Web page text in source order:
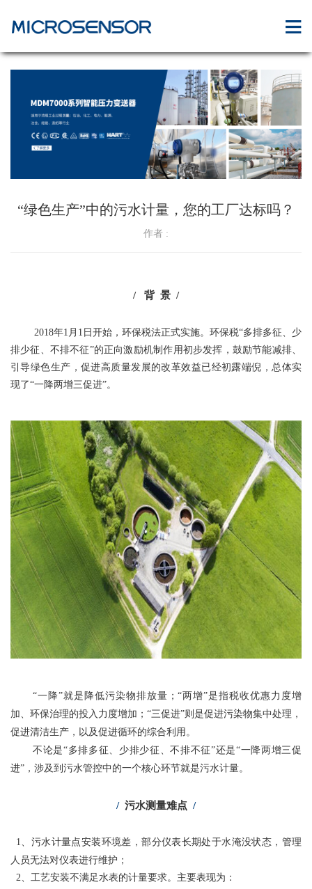
“绿色生产”中的污水计量，您的工厂达标吗？
作者 :
/ 背 景 /
2018年1月1日开始，环保税法正式实施。环保税“多排多征、少
排少征、不排不征”的正向激励机制作用初步发挥，鼓励节能减排、
引导绿色生产，促进高质量发展的改革效益已经初露端倪，总体实
现了“一降两增三促进”。
“一降”就是降低污染物排放量；“两增”是指税收优惠力度增
加、环保治理的投入力度增加 ；“三促进”则是促进污染物集中处理，
促进清洁生产，以及促进循环的综合利用。
不论是“多排多征、少排少征、不排不征”还是“一降两增三促
进”，涉及到污水管控中的一个核心环节就是污水计量。
/ 污水测量难点 /
1、污水计量点安装环境差，部分仪表长期处于水淹没状态，管理
人员无法对仪表进行维护；
2、工艺安装不满足水表的计量要求。 主要表现为：